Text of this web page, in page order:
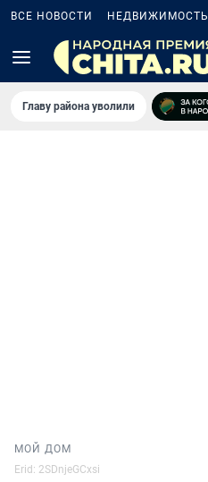
ВСЕ НОВОСТИ НЕДВИЖИМОСТЬ
Главу района уволили
МОЙ ДОМ
Erid: 2SDnjeGCxsi